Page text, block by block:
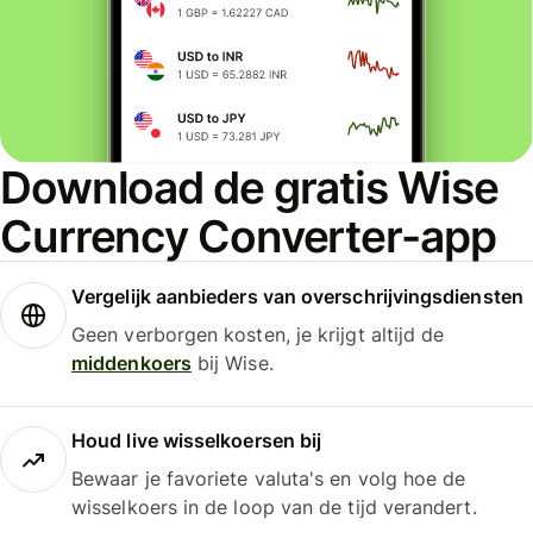
Download de gratis Wise
Currency Converter-app
Vergelijk aanbieders van overschrijvingsdiensten
Geen verborgen kosten, je krijgt altijd de
middenkoersbij Wise.
Houd live wisselkoersen bij
Bewaar je favoriete valuta's en volg hoe de
wisselkoers in de loop van de tijd verandert.